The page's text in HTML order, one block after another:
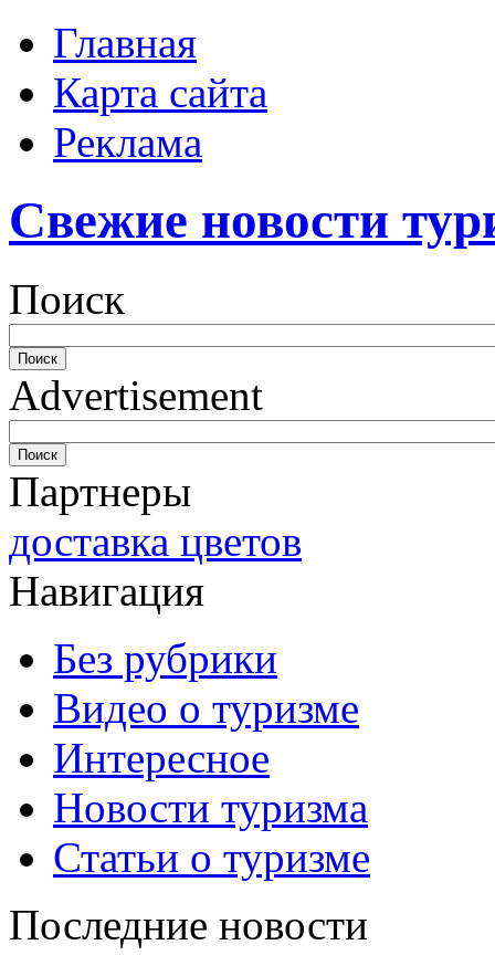
Главная
Карта сайта
Реклама
Свежие новости
Поиск
Advertisement
Партнеры
доставка цветов
Навигация
Без рубрики
Видео о туризме
Интересное
Новости туризма
Статьи о туризме
Последние новости